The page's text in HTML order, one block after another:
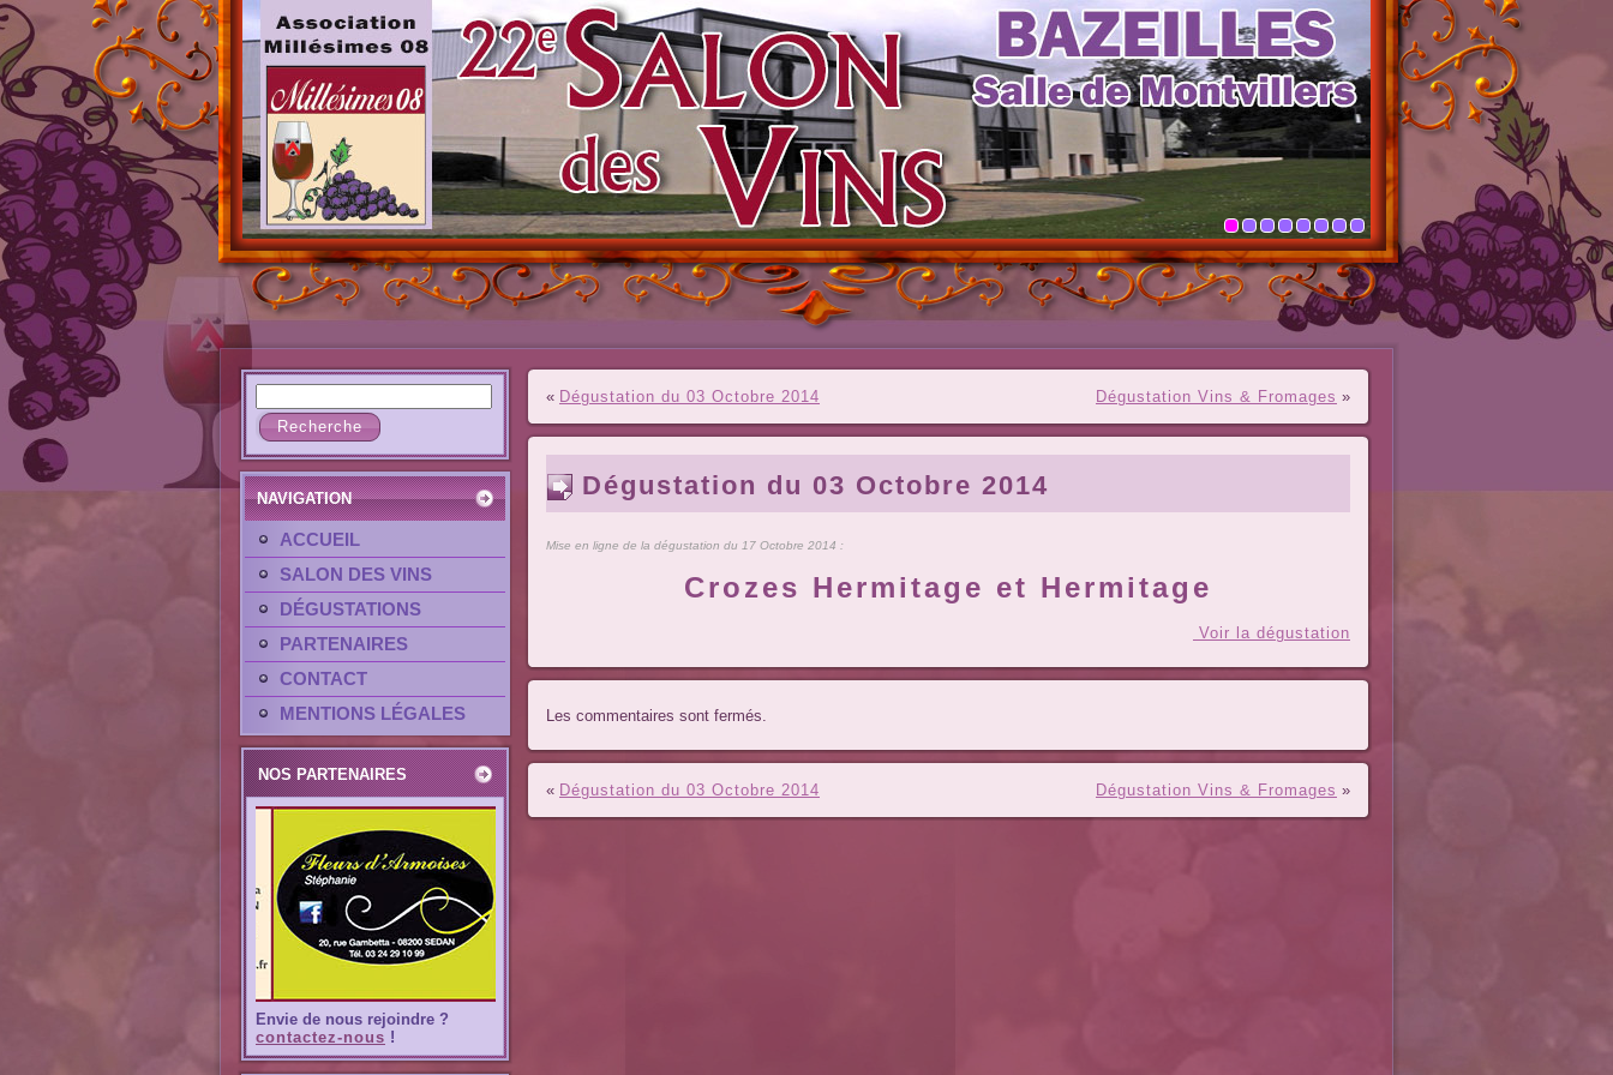
NAVIGATION
ACCUEIL
SALON DES VINS
DÉGUSTATIONS
PARTENAIRES
CONTACT
MENTIONS LÉGALES
NOS PARTENAIRES
Envie de nous rejoindre ?
contactez-nous !
« Dégustation du 03 Octobre 2014 Dégustation Vins & Fromages »
Dégustation du 03 Octobre 2014
Mise en ligne de la dégustation du 17 Octobre 2014 :
Crozes Hermitage et Hermitage
Voir la dégustation
Les commentaires sont fermés.
« Dégustation du 03 Octobre 2014 Dégustation Vins & Fromages »